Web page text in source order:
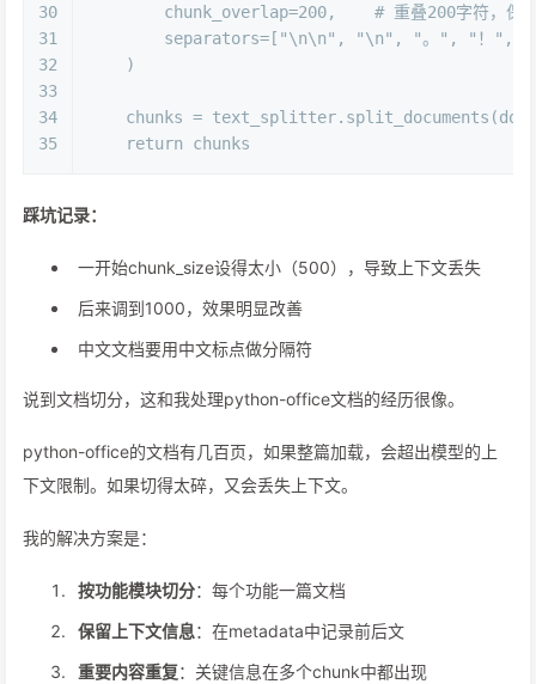
30
31
32
33
34
35
        chunk_overlap=
200, # 重叠200字符，保
        separators=[
"\n\n" , "\n" , "。" , "！" ,
    )
chunks =
return chunks
踩坑记录：
一开始chunk_size设得太小（500），导致上下文丢失
后来调到1000，效果明显改善
中文文档要用中文标点做分隔符
说到文档切分，这和我处理python-office文档的经历很像。
python-office的文档有几百页，如果整篇加载，会超出模型的上
下文限制。如果切得太碎，又会丢失上下文。
我的解决方案是：
按功能模块切分：每个功能一篇文档
保留上下文信息：在metadata中记录前后文
重要内容重复：关键信息在多个chunk中都出现